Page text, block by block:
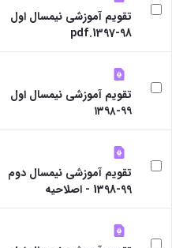
با ما
آدرس
و
علوم
نفت
علوم
انسانی
دانشکده
هنر
معماری
دانشکده
دامپزشکی
دانشکده
علوم
پایه
غیر
فارسی
زبانان
آموزش
های
آزاد،
کاربردی
و
الکترونیکی
تقویم آموزشی نیمسال اول
98-1397.pdf
تقویم آموزشی نیمسال اول
۹۹-۱۳۹۸
تقویم آموزشی نیمسال دوم
99-1398 - اصلاحیه